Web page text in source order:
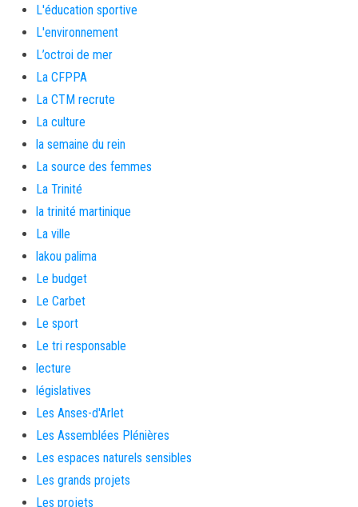
L'éducation sportive
L'environnement
L’octroi de mer
La CFPPA
La CTM recrute
La culture
la semaine du rein
La source des femmes
La Trinité
la trinité martinique
La ville
lakou palima
Le budget
Le Carbet
Le sport
Le tri responsable
lecture
législatives
Les Anses-d'Arlet
Les Assemblées Plénières
Les espaces naturels sensibles
Les grands projets
Les projets